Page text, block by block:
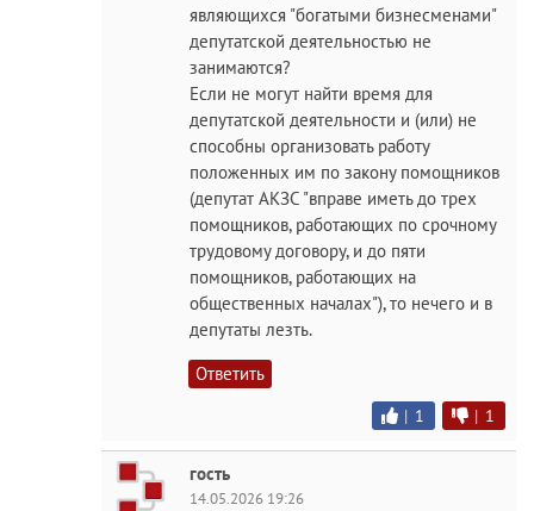
являющихся "богатыми бизнесменами"
депутатской деятельностью не
занимаются?
Если не могут найти время для
депутатской деятельности и (или) не
способны организовать работу
положенных им по закону помощников
(депутат АКЗС "вправе иметь до трех
помощников, работающих по срочному
трудовому договору, и до пяти
помощников, работающих на
общественных началах"), то нечего и в
депутаты лезть.
Ответить
| 1 | 1
гость
14.05.2026 19:26